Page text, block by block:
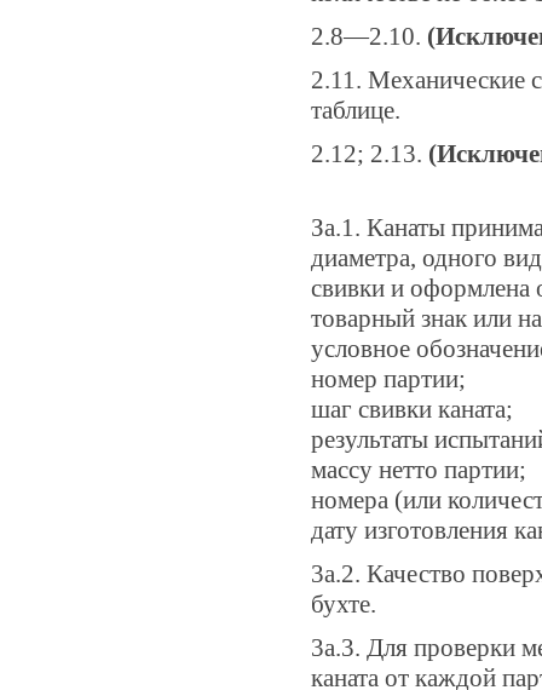
2.8—2.10.
2.11. Механические
таблице.
2.12; 2.13.
За.1. Канаты
диаметра, одного
свивки и оформлена
товарный знак или
условное
номер партии;
шаг свивки каната;
результаты
массу нетто партии;
номера (или
дату изготовления
3а.2. Качество
бухте.
3а.3. Для проверки
каната от каждой